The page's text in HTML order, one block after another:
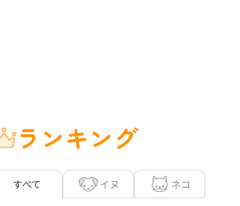
ランキング
すべて イヌ ネコ